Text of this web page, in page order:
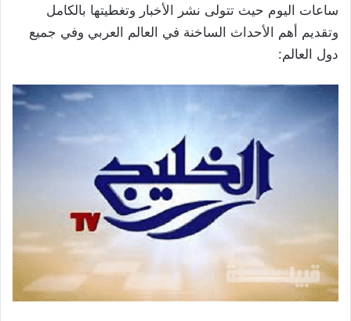
ساعات اليوم حيث تتولى نشر الأخبار وتغطيتها بالكامل
وتقديم أهم الأحداث الساخنة في العالم العربي وفي جميع
دول العالم: